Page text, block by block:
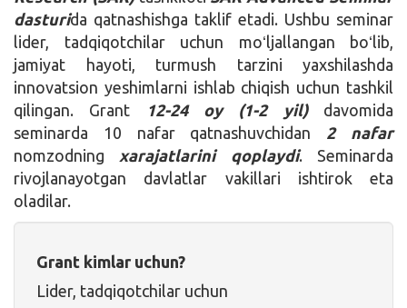
dasturida qatnashishga taklif etadi. Ushbu seminar
lider, tadqiqotchilar uchun moʻljallangan boʻlib,
jamiyat hayoti, turmush tarzini yaxshilashda
innovatsion yeshimlarni ishlab chiqish uchun tashkil
qilingan. Grant
12-24 oy (1-2 yil)davomida
seminarda 10 nafar qatnashuvchidan 2 nafar
nomzodning xarajatlarini qoplaydi. Seminarda
rivojlanayotgan davlatlar vakillari ishtirok eta
oladilar.
Grant kimlar uchun?
Lider, tadqiqotchilar uchun